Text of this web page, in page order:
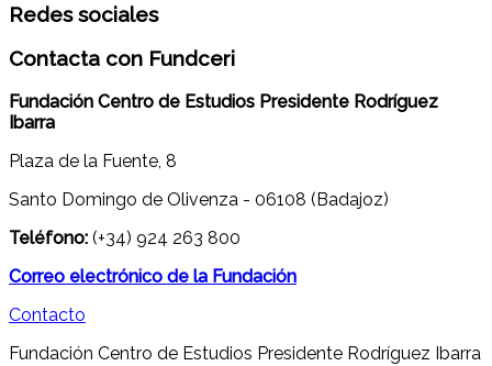
Redes sociales
Contacta con Fundceri
Fundación Centro de Estudios Presidente Rodríguez
Ibarra
Plaza de la Fuente, 8
Santo Domingo de Olivenza - 06108 (Badajoz)
Teléfono: (+34) 924 263 800
Correo electrónico de la Fundación
Contacto
Fundación Centro de Estudios Presidente Rodríguez Ibarra